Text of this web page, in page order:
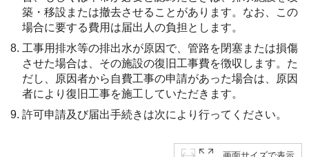
築・移設または撤去させることがあります。なお、この
場合に要する費用は届出人の負担とします。
工事用排水等の排出水が原因で、管路を閉塞または損傷
させた場合は、その施設の復旧工事費を徴収します。た
だし、原因者から自費工事の申請があった場合は、原因
者により復旧工事を施工していただきます。
許可申請及び届出手続きは次により行ってください。